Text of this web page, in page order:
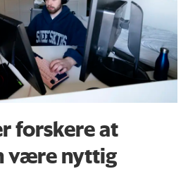
forskere at
være nyttig